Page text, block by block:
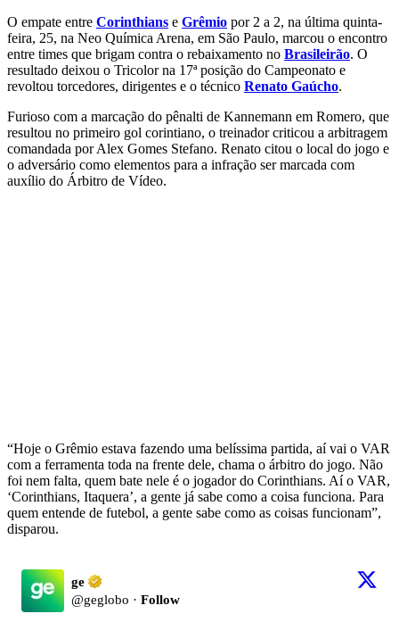
O empate entre Corinthians e Grêmio por 2 a 2, na última quinta-
feira, 25, na Neo Química Arena, em São Paulo, marcou o encontro
entre times que brigam contra o rebaixamento no Brasileirão. O
resultado deixou o Tricolor na 17ª posição do Campeonato e
revoltou torcedores, dirigentes e o técnico Renato Gaúcho.
Furioso com a marcação do pênalti de Kannemann em Romero, que
resultou no primeiro gol corintiano, o treinador criticou a arbitragem
comandada por Alex Gomes Stefano. Renato citou o local do jogo e
o adversário como elementos para a infração ser marcada com
auxílio do Árbitro de Vídeo.
“Hoje o Grêmio estava fazendo uma belíssima partida, aí vai o VAR
com a ferramenta toda na frente dele, chama o árbitro do jogo. Não
foi nem falta, quem bate nele é o jogador do Corinthians. Aí o VAR,
‘Corinthians, Itaquera’, a gente já sabe como a coisa funciona. Para
quem entende de futebol, a gente sabe como as coisas funcionam”,
disparou.
ge
@geglobo · Follow